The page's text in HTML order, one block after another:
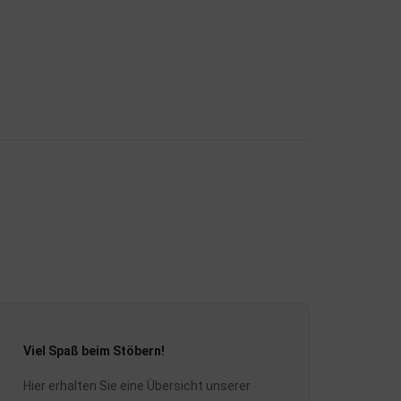
Viel Spaß beim Stöbern!
Hier erhalten Sie eine Übersicht unserer